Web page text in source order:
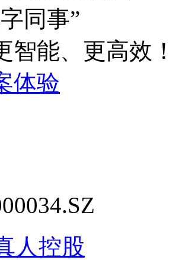
同事”
、更高效！
体验
人控股